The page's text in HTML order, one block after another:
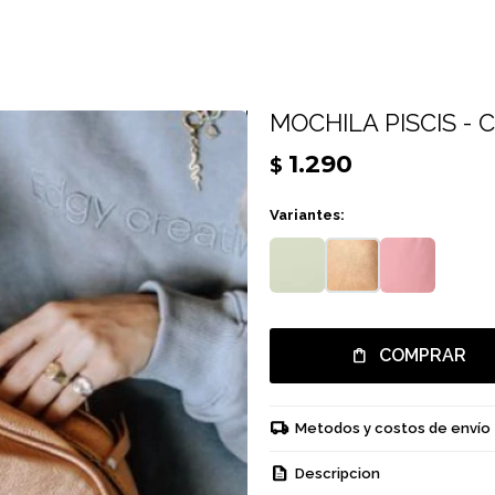
MOCHILA PISCIS -
$ 1.290
Variantes:
COMPRAR
Metodos y costos de envío
Descripcion